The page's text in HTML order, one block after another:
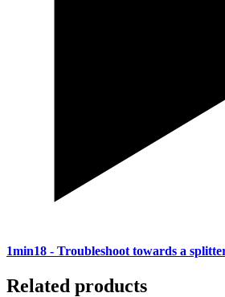
1min18 - Troubleshoot towards a
Related products